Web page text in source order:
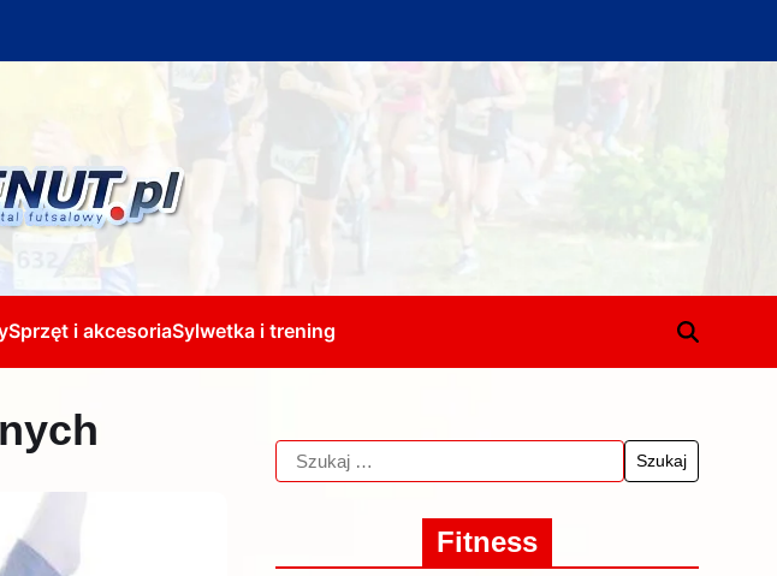
Sprzęt i akcesoriaSylwetka i trening
Fitness